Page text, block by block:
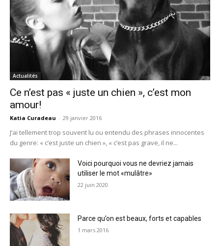
Actualités
Ce n’est pas « juste un chien », c’est mon
amour!
Katia Curadeau - 29 janvier 2016
J’ai tellement trop souvent lu ou entendu des phrases innocentes
du genre: « c’est juste un chien », « c’est pas grave, il ne...
Voici pourquoi vous ne devriez jamais
utiliser le mot «mulâtre»
22 juin 2020
Parce qu’on est beaux, forts et capables
1 mars 2016